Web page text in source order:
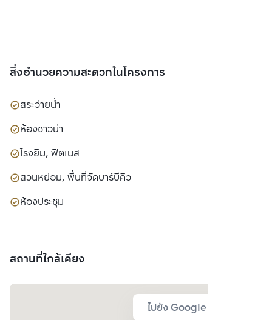
สิ่งอำนวยความสะดวกในโครงการ
สระว่ายน้ำ
ห้องซาวน่า
โรงยิม, ฟิตเนส
สวนหย่อม, พื้นที่จัดบาร์บีคิว
ห้องประชุม
สถานที่ใกล้เคียง
ไปยัง Google Map